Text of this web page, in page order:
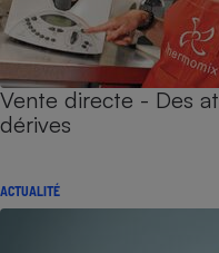
Vente directe - Des
dérives
ACTUALITÉ